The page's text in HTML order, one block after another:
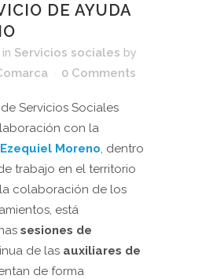
DE AYUDA
in Servicios sociales by
0 Comments
Servicios Sociales
con la
Moreno, dentro
trabajo en el territorio
colaboración de los
está
sesiones de
de las auxiliares de
de forma